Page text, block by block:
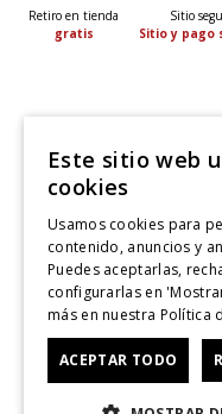
Retiro en tienda
gratis
Sitio
Sitio y pago
Servicio al Consumidor
Legal
Cuenta
Dirección Oficina:
Este sitio web
cookies
Usamos cookies para
contenido, anuncios y
Puedes aceptarlas,
configurarlas en
más en nuestra Política
ACEPTAR TODO